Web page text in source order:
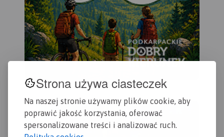
Strona używa ciasteczek
Na naszej stronie używamy plików cookie, aby
poprawić jakość korzystania, oferować
spersonalizowane treści i analizować ruch.